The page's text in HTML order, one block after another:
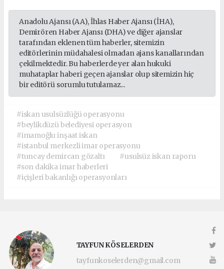
Anadolu Ajansı (AA), İhlas Haber Ajansı (İHA),
Demirören Haber Ajansı (DHA) ve diğer ajanslar
tarafından eklenen tüm haberler, sitemizin
editörlerinin müdahalesi olmadan ajans kanallarından
çekilmektedir. Bu haberlerde yer alan hukuki
muhataplar haberi geçen ajanslar olup sitemizin hiç
bir editörü sorumlu tutulamaz...
#iskan usulsüzlüğü operasyonu
#beylikdüzü belediyesi operasyon
#imamoğlu inşaat iskan
#istanbul merkezli imar operasyonu
#tuncay demircan gözaltı
#usulsüz iskan raporu
#son dakika imar haberleri
#içişleri bakanlığı operasyonları
TAYFUN KÖSELERDEN
tayfunkoselerden@gmail.com